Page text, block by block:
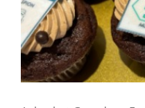
Presse
News Archiv